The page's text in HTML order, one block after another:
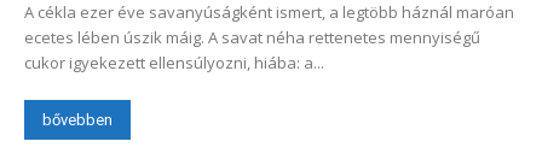
A cékla ezer éve savanyúságként ismert, a legtöbb háznál maróan
ecetes lében úszik máig. A savat néha rettenetes mennyiségű
cukor igyekezett ellensúlyozni, hiába: a...
bővebben